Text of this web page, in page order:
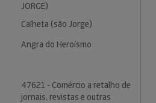
JORGE)
Calheta (são Jorge)
Angra do Heroísmo
47621 - Comércio a retalho de
jornais, revistas e outras